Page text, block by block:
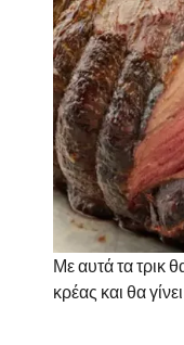
Με αυτά τα τρικ
κρέας και θα